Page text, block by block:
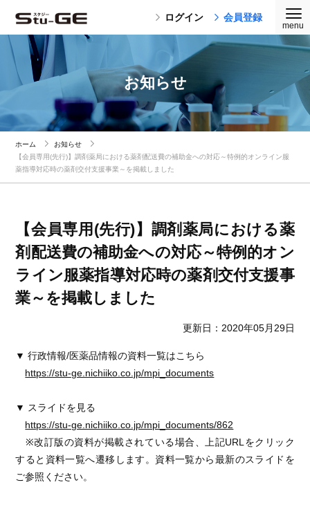
ログイン 会員登録
お知らせ
ホーム
お知らせ
【会員専用(先行)】調剤薬局における薬剤配送費の補助金への対応～特例的オンライン服
薬指導対応時の薬剤交付支援事業～を掲載しました
【会員専用(先行)】調剤薬局における薬
剤配送費の補助金への対応～特例的オン
ライン服薬指導対応時の薬剤交付支援事
業～を掲載しました
更新日：2020年05月29日
▼ 行政情報/医薬品情報の資料一覧はこちら
https://stu-ge.nichiiko.co.jp/mpi_documents
▼ スライドを見る
https://stu-ge.nichiiko.co.jp/mpi_documents/862
※改訂版の資料が掲載されている場合、上記URLをクリック
すると資料一覧へ遷移します。資料一覧から最新のスライドを
ご参照ください。